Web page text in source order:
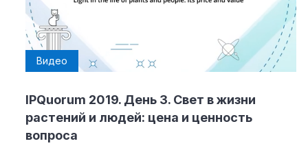
Видео
IPQuorum 2019. День 3. Свет в жизни
растений и людей: цена и ценность
вопроса